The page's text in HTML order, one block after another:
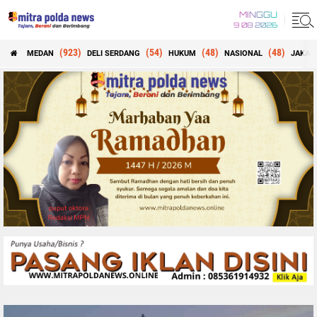
MINGGU
9 08 2026
MEDAN (923) DELI SERDANG (54) HUKUM (48) NASIONAL (48)